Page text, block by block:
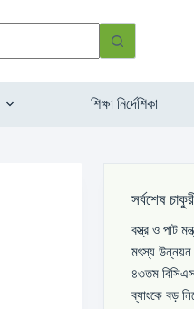
শিক্ষা নির্দেশিকা
সর্বশেষ
বস্ত্র ও পাট
মৎস্য উন্নয়ন
৪৩তম বিসিএস
ব্যাংকে বড়